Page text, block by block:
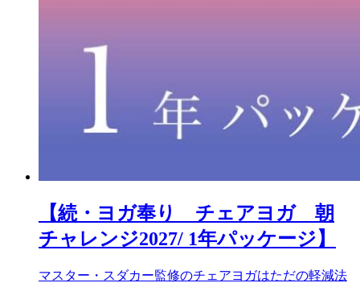
【続・ヨガ奉り チェアヨガ 朝
チャレンジ2027/ 1年パッケージ】
マスター・スダカー監修のチェアヨガはただの軽減法